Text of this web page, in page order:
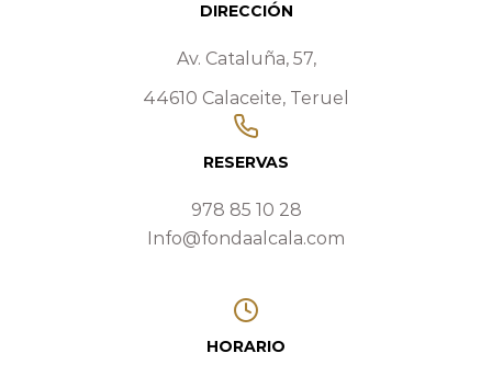
DIRECCIÓN
Av. Cataluña, 57,
44610 Calaceite, Teruel
RESERVAS
978 85 10 28
Info@fondaalcala.com
HORARIO